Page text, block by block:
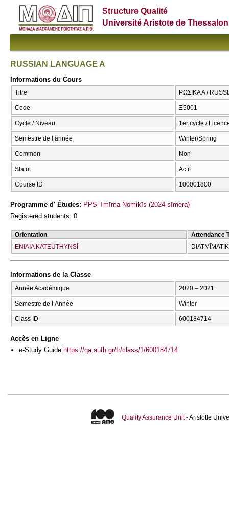
Structure Qualité
Université Aristote de
RUSSIAN LANGUAGE A
Informations du Cours
Titre ΡΩΣΙΚΑ Α /
Code Ξ5001
Cycle / Niveau 1er cycle /
Semestre de l’année Winter/Spring
Common Non
Statut Actif
Course ID 100001800
Programme d' Études: PPS Tmīma Nomikīs (2024-sīmera)
Registered students: 0
Orientation
Attendance
ENIAIA KATEUTHYNSĪ
Informations de la Classe
Année Académique 2020 – 2021
Semestre de l’Année Winter
Class ID 600184714
Accès en Ligne
e-Study Guide https://qa.auth.gr/fr/class/1/600184714
Quality Assurance Unit- Aristotle